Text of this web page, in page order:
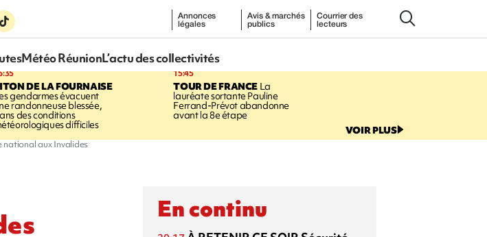
Annonces
légales
Avis & marchés
publics
Courrier des
lecteurs
Météo RéunionL’actu des collectivités
DE LA FOURNAISE
gendarmes évacuent
randonneuse blessée,
des conditions
difficiles
15:45
TOUR DE FRANCELa
lauréate sortante Pauline
Ferrand-Prévot abandonne
avant la 8e étape
VOIR PLUS
national aux Invalides
En continu